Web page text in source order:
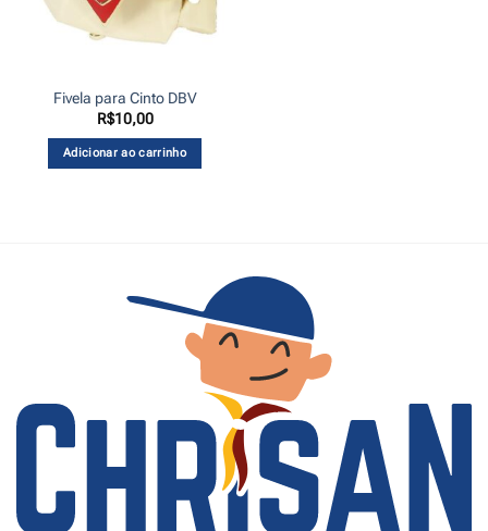
Fivela para Cinto DBV
R$10,00
Adicionar ao carrinho